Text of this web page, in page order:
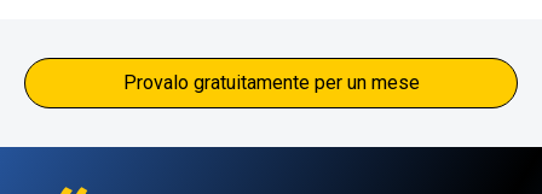
Provalo gratuitamente per un mese